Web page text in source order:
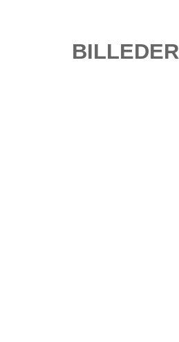
BILLEDER